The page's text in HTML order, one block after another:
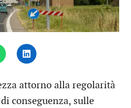
attorno alla regolarità
conseguenza, sulle